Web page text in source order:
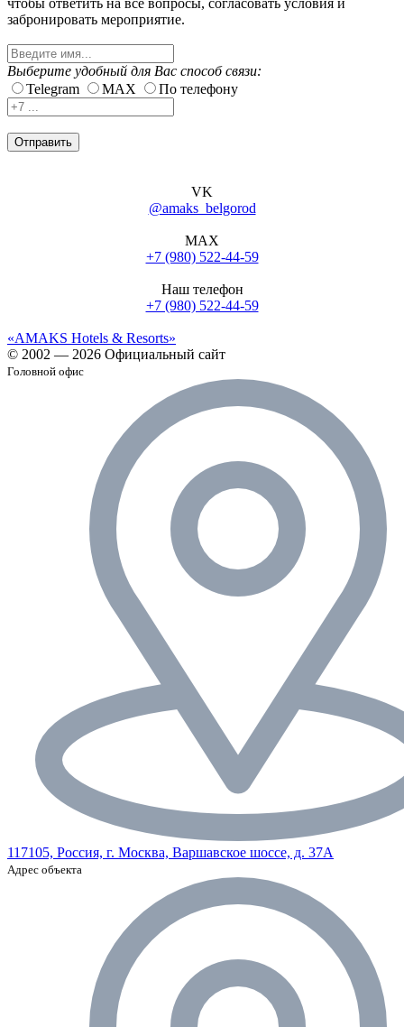
забронировать мероприятие.
Выберите удобный для Вас способ связи:
Telegram
MAX По телефону
Отправить
VK
@amaks_belgorod
MAX
+7 (980) 522-44-59
Наш телефон
+7 (980) 522-44-59
«AMAKS Hotels & Resorts»
© 2002 — 2026 Официальный сайт
Головной офис
117105, Россия, г. Москва, Варшавское шоссе, д. 37А
Адрес объекта